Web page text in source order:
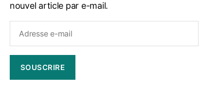
nouvel article par e-mail.
SOUSCRIRE